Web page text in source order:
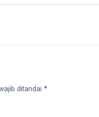
ditandai *